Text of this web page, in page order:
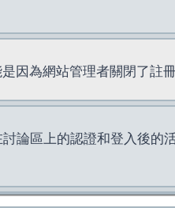
為網站管理者關閉了註
論區上的認證和登入後的